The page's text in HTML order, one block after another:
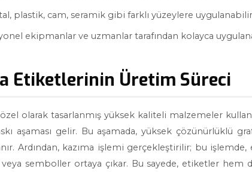
plastik, cam, seramik gibi farklı yüzeylere
ekipmanlar ve uzmanlar tarafından kolayca
Etiketlerinin Üretim Süreci
olarak tasarlanmış yüksek kaliteli malzemeler
aşaması gelir. Bu aşamada, yüksek çözünürlüklü
Ardından, kazıma işlemi gerçekleştirilir; bu
semboller ortaya çıkar. Bu sayede, etiketler hem